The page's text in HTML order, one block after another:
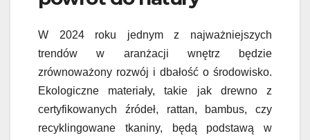
W 2024 roku jednym z najważniejszych
trendów w aranżacji wnętrz będzie
zrównoważony rozwój i dbałość o środowisko.
Ekologiczne materiały, takie jak drewno z
certyfikowanych źródeł, rattan, bambus, czy
recyklingowane tkaniny, będą podstawą w